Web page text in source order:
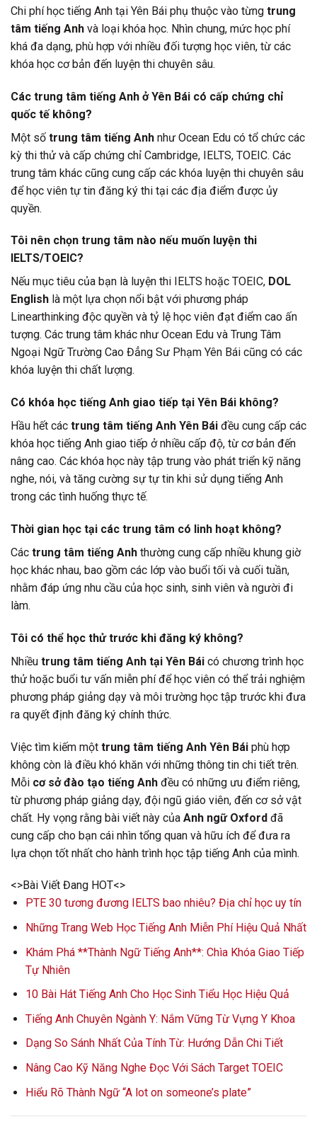
Chi phí học tiếng Anh tại Yên Bái phụ thuộc vào từng trung
tâm tiếng Anh và loại khóa học. Nhìn chung, mức học phí
khá đa dạng, phù hợp với nhiều đối tượng học viên, từ các
khóa học cơ bản đến luyện thi chuyên sâu.
Các trung tâm tiếng Anh ở Yên Bái có cấp chứng chỉ
quốc tế không?
Một số trung tâm tiếng Anh như Ocean Edu có tổ chức các
kỳ thi thử và cấp chứng chỉ Cambridge, IELTS, TOEIC. Các
trung tâm khác cũng cung cấp các khóa luyện thi chuyên sâu
để học viên tự tin đăng ký thi tại các địa điểm được ủy
quyền.
Tôi nên chọn trung tâm nào nếu muốn luyện thi
IELTS/TOEIC?
Nếu mục tiêu của bạn là luyện thi IELTS hoặc TOEIC, DOL
English là một lựa chọn nổi bật với phương pháp
Linearthinking độc quyền và tỷ lệ học viên đạt điểm cao ấn
tượng. Các trung tâm khác như Ocean Edu và Trung Tâm
Ngoại Ngữ Trường Cao Đẳng Sư Phạm Yên Bái cũng có các
khóa luyện thi chất lượng.
Có khóa học tiếng Anh giao tiếp tại Yên Bái không?
Hầu hết các trung tâm tiếng Anh Yên Bái đều cung cấp các
khóa học tiếng Anh giao tiếp ở nhiều cấp độ, từ cơ bản đến
nâng cao. Các khóa học này tập trung vào phát triển kỹ năng
nghe, nói, và tăng cường sự tự tin khi sử dụng tiếng Anh
trong các tình huống thực tế.
Thời gian học tại các trung tâm có linh hoạt không?
Các trung tâm tiếng Anh thường cung cấp nhiều khung giờ
học khác nhau, bao gồm các lớp vào buổi tối và cuối tuần,
nhằm đáp ứng nhu cầu của học sinh, sinh viên và người đi
làm.
Tôi có thể học thử trước khi đăng ký không?
Nhiều trung tâm tiếng Anh tại Yên Bái có chương trình học
thử hoặc buổi tư vấn miễn phí để học viên có thể trải nghiệm
phương pháp giảng dạy và môi trường học tập trước khi đưa
ra quyết định đăng ký chính thức.
Việc tìm kiếm một trung tâm tiếng Anh Yên Bái phù hợp
không còn là điều khó khăn với những thông tin chi tiết trên.
Mỗi cơ sở đào tạo tiếng Anh đều có những ưu điểm riêng,
từ phương pháp giảng dạy, đội ngũ giáo viên, đến cơ sở vật
chất. Hy vọng rằng bài viết này của Anh ngữ Oxford đã
cung cấp cho bạn cái nhìn tổng quan và hữu ích để đưa ra
lựa chọn tốt nhất cho hành trình học tập tiếng Anh của mình.
<>Bài Viết Đang HOT<>
PTE 30 tương đương IELTS bao nhiêu? Địa chỉ học uy tín
Những Trang Web Học Tiếng Anh Miễn Phí Hiệu Quả Nhất
Khám Phá **Thành Ngữ Tiếng Anh**: Chìa Khóa Giao Tiếp
Tự Nhiên
10 Bài Hát Tiếng Anh Cho Học Sinh Tiểu Học Hiệu Quả
Tiếng Anh Chuyên Ngành Y: Nắm Vững Từ Vựng Y Khoa
Dạng So Sánh Nhất Của Tính Từ: Hướng Dẫn Chi Tiết
Nâng Cao Kỹ Năng Nghe Đọc Với Sách Target TOEIC
Hiểu Rõ Thành Ngữ “A lot on someone’s plate”